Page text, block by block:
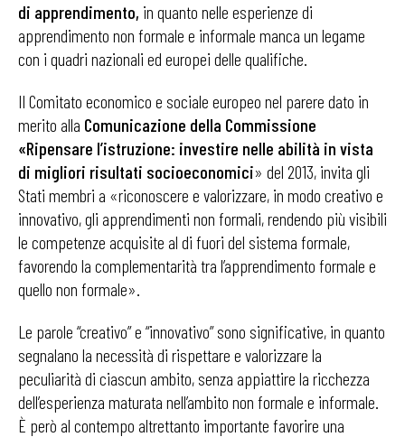
di apprendimento, in quanto nelle esperienze di
apprendimento non formale e informale manca un legame
con i quadri nazionali ed europei delle qualifiche.
Il Comitato economico e sociale europeo nel parere dato in
merito alla Comunicazione della Commissione
«Ripensare l’istruzione: investire nelle abilità in vista
di migliori risultati socioeconomici» del 2013, invita gli
Stati membri a «riconoscere e valorizzare, in modo creativo e
innovativo, gli apprendimenti non formali, rendendo più visibili
le competenze acquisite al di fuori del sistema formale,
favorendo la complementarità tra l’apprendimento formale e
quello non formale».
Le parole “creativo” e “innovativo” sono significative, in quanto
segnalano la necessità di rispettare e valorizzare la
peculiarità di ciascun ambito, senza appiattire la ricchezza
dell’esperienza maturata nell’ambito non formale e informale.
È però al contempo altrettanto importante favorire una